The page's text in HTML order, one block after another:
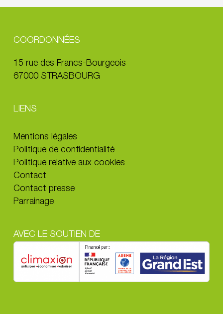
COORDONNÉES
15 rue des Francs-Bourgeois
67000 STRASBOURG
LIENS
Mentions légales
Politique de confidentialité
Politique relative aux cookies
Contact
Contact presse
Parrainage
AVEC LE SOUTIEN DE